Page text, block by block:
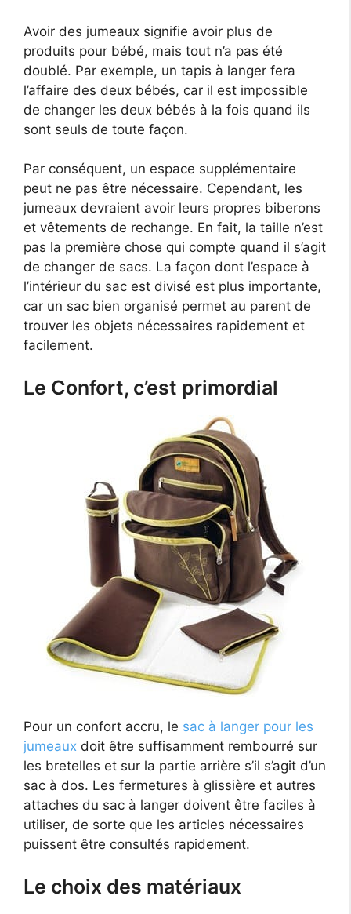
Avoir des jumeaux signifie avoir plus de
produits pour bébé, mais tout n’a pas été
doublé. Par exemple, un tapis à langer fera
l’affaire des deux bébés, car il est impossible
de changer les deux bébés à la fois quand ils
sont seuls de toute façon.
Par conséquent, un espace supplémentaire
peut ne pas être nécessaire. Cependant, les
jumeaux devraient avoir leurs propres biberons
et vêtements de rechange. En fait, la taille n’est
pas la première chose qui compte quand il s’agit
de changer de sacs. La façon dont l’espace à
l’intérieur du sac est divisé est plus importante,
car un sac bien organisé permet au parent de
trouver les objets nécessaires rapidement et
facilement.
Le Confort, c’est primordial
Pour un confort accru, le sac à langer pour les
jumeaux doit être suffisamment rembourré sur
les bretelles et sur la partie arrière s’il s’agit d’un
sac à dos. Les fermetures à glissière et autres
attaches du sac à langer doivent être faciles à
utiliser, de sorte que les articles nécessaires
puissent être consultés rapidement.
Le choix des matériaux